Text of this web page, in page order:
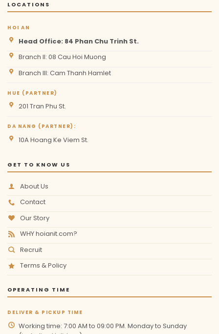
LOCATIONS
HOI AN
Head Office: 84 Phan Chu Trinh St.
Branch II: 08 Cau Hoi Muong
Branch III: Cam Thanh Hamlet
HUE (PARTNER)
201 Tran Phu St.
DA NANG (PARTNER):
10A Hoang Ke Viem St.
GET TO KNOW US
About Us
Contact
Our Story
WHY hoianit.com?
Recruit
Terms & Policy
OPERATING TIME
DELIVER & PICKUP TIME
Working time: 7:00 AM to 09:00 PM. Monday to Sunday